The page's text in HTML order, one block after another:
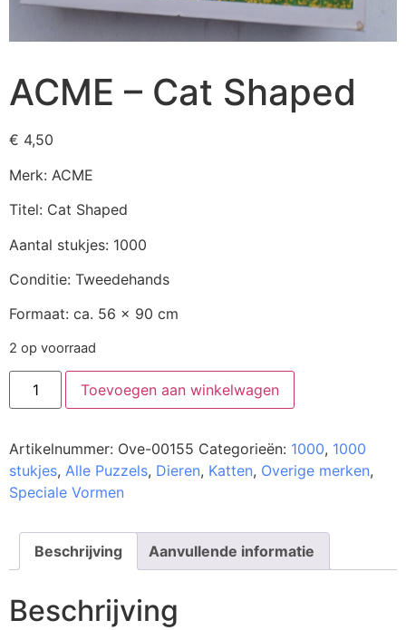
ACME – Cat Shaped
€ 4,50
Merk: ACME
Titel: Cat Shaped
Aantal stukjes: 1000
Conditie: Tweedehands
Formaat: ca. 56 x 90 cm
2 op voorraad
Toevoegen aan winkelwagen
Artikelnummer: Ove-00155 Categorieën: 1000, 1000
stukjes, Alle Puzzels, Dieren, Katten, Overige merken,
Speciale Vormen
Beschrijving Aanvullende informatie
Beschrijving